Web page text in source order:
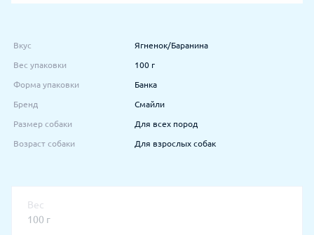
Вкус Ягненок/Баранина
Вес упаковки 100 г
Форма упаковки Банка
Бренд Смайли
Размер собаки Для всех пород
Возраст собаки Для взрослых собак
Вес
100 г